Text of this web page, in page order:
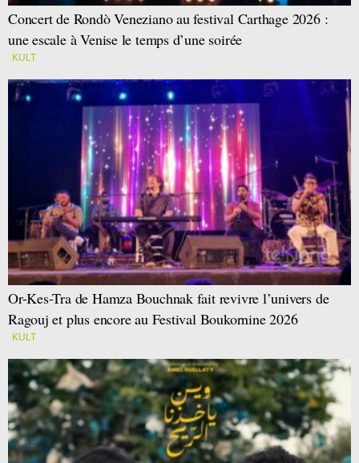
Concert de Rondò Veneziano au festival Carthage 2026 :
une escale à Venise le temps d’une soirée
KULT
Or-Kes-Tra de Hamza Bouchnak fait revivre l’univers de
Ragouj et plus encore au Festival Boukornine 2026
KULT